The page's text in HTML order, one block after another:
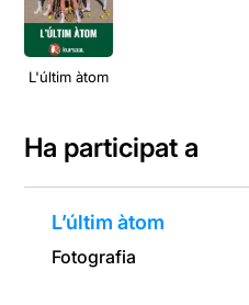
L'últim àtom
Ha participat a
L’últim àtom
Fotografia